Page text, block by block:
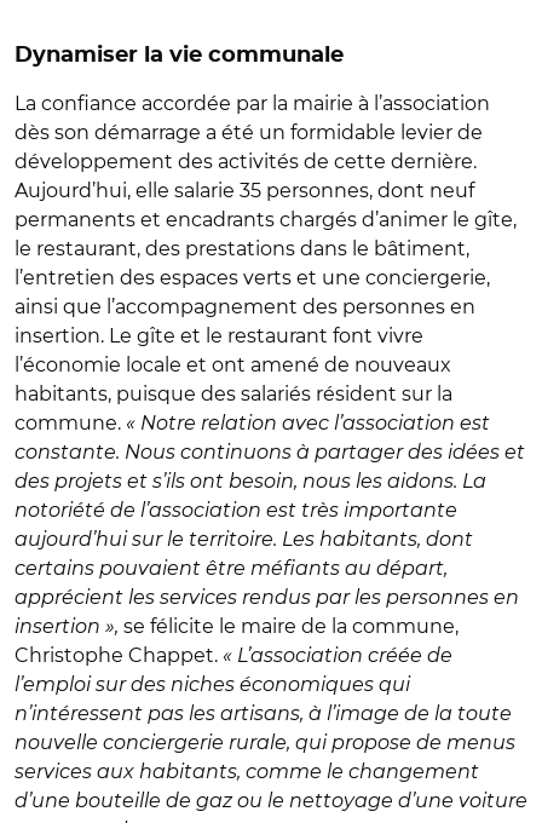
Dynamiser la vie communale
La confiance accordée par la mairie à l’association
dès son démarrage a été un formidable levier de
développement des activités de cette dernière.
Aujourd’hui, elle salarie 35 personnes, dont neuf
permanents et encadrants chargés d’animer le gîte,
le restaurant, des prestations dans le bâtiment,
l’entretien des espaces verts et une conciergerie,
ainsi que l’accompagnement des personnes en
insertion. Le gîte et le restaurant font vivre
l’économie locale et ont amené de nouveaux
habitants, puisque des salariés résident sur la
commune. « Notre relation avec l’association est
constante. Nous continuons à partager des idées et
des projets et s’ils ont besoin, nous les aidons. La
notoriété de l’association est très importante
aujourd’hui sur le territoire. Les habitants, dont
certains pouvaient être méfiants au départ,
apprécient les services rendus par les personnes en
insertion », se félicite le maire de la commune,
Christophe Chappet. « L’association créée de
l’emploi sur des niches économiques qui
n’intéressent pas les artisans, à l’image de la toute
nouvelle conciergerie rurale, qui propose de menus
services aux habitants, comme le changement
d’une bouteille de gaz ou le nettoyage d’une voiture